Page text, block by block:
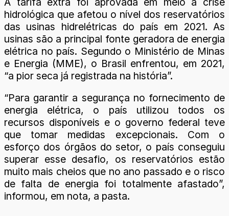
hidrológica que afetou o nível dos reservatórios
das usinas hidrelétricas do país em 2021. As
usinas são a principal fonte geradora de energia
elétrica no país. Segundo o Ministério de Minas
e Energia (MME), o Brasil enfrentou, em 2021,
“a pior seca já registrada na história”.
“Para garantir a segurança no fornecimento de
energia elétrica, o país utilizou todos os
recursos disponíveis e o governo federal teve
que tomar medidas excepcionais. Com o
esforço dos órgãos do setor, o país conseguiu
superar esse desafio, os reservatórios estão
muito mais cheios que no ano passado e o risco
de falta de energia foi totalmente afastado”,
informou, em nota, a pasta.